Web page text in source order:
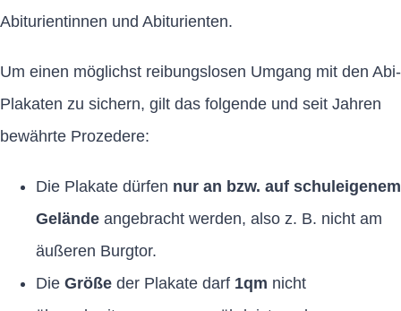
Abiturientinnen und Abiturienten.
Um einen möglichst reibungslosen Umgang mit den Abi-
Plakaten zu sichern, gilt das folgende und seit Jahren
bewährte Prozedere:
Die Plakate dürfen nur an bzw. auf schuleigenem
Geländeangebracht werden, also z. B. nicht am
äußeren Burgtor.
Die Größeder Plakate darf 1qm nicht